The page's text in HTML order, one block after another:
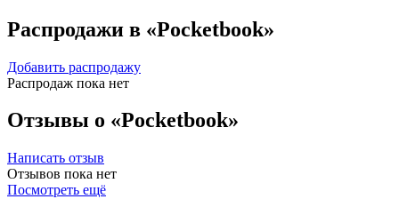
Распродажи в «Pocketbook»
Добавить распродажу
Распродаж пока нет
Отзывы о «Pocketbook»
Написать отзыв
Отзывов пока нет
Посмотреть ещё